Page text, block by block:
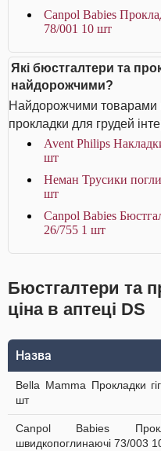
Canpol Babies
78/001 10 шт
Які бюстгалтери та
найдорожчими?
Найдорожчими товарами
прокладки для грудей
Avent Philips
шт
Неман Трусики
шт
Canpol Babies
26/755 1 шт
Бюстгалтери та
ціна в аптеці DS
Назва
Bella Мamma Прокладки
шт
Canpol Babies
швидкопоглинаючі 73/003